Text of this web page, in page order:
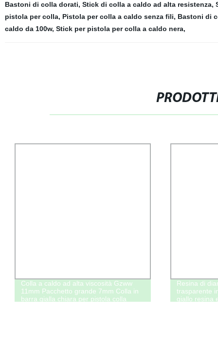
Bastoni di colla dorati, Stick di colla a caldo ad alta resistenza,
pistola per colla, Pistola per colla a caldo senza fili, Bastoni di
caldo da 100w, Stick per pistola per colla a caldo nera,
Colla a caldo ad alta viscosità Gzww
11mm Pacchetto grande 7mm Colla in
barra gialla chiara per pistola colla
Resina di
trasparente
giallo resina